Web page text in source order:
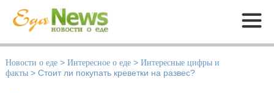
Меню
Новости о еде > Интересное о еде > Интересные цифры и
факты > Стоит ли покупать креветки на развес?